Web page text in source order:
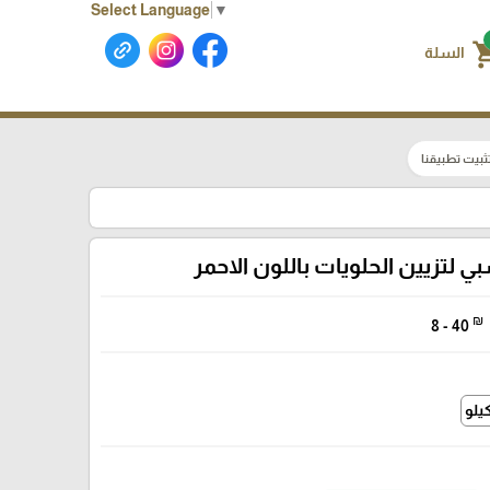
Select Language ▼
السلة
تطبيقنا
لتزيين الحلويات باللون الاحمر
8 - 40 ₪